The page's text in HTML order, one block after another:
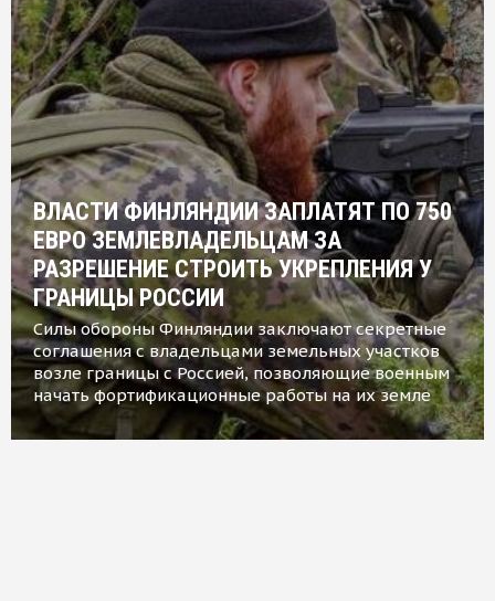
ВЛАСТИ ФИНЛЯНДИИ ЗАПЛАТЯТ ПО 750
ЕВРО ЗЕМЛЕВЛАДЕЛЬЦАМ ЗА
РАЗРЕШЕНИЕ СТРОИТЬ УКРЕПЛЕНИЯ У
ГРАНИЦЫ РОССИИ
Силы обороны Финляндии заключают секретные
соглашения с владельцами земельных участков
возле границы с Россией, позволяющие военным
начать фортификационные работы на их земле